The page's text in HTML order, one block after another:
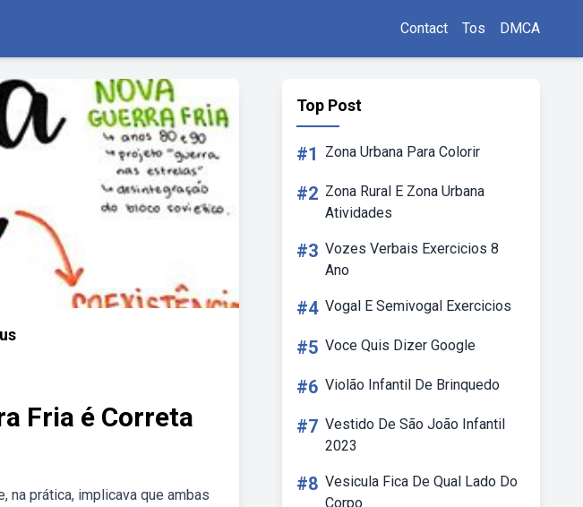
Contact Tos DMCA
Fria é Correta
na prática, implicava que ambas
Top Post
#1 Zona Urbana Para Colorir
#2 Zona Rural E Zona Urbana
Atividades
#3 Vozes Verbais Exercicios 8
Ano
#4 Vogal E Semivogal Exercicios
#5 Voce Quis Dizer Google
#6 Violão Infantil De Brinquedo
#7 Vestido De São João Infantil
2023
#8 Vesicula Fica De Qual Lado Do
Corpo